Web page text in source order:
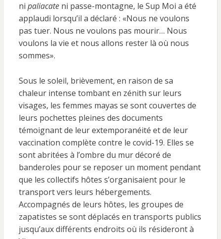
ni paliacateni passe-montagne, le Sup Moi a été
applaudi lorsqu’il a déclaré : «Nous ne voulons
pas tuer. Nous ne voulons pas mourir… Nous
voulons la vie et nous allons rester là où nous
sommes».
Sous le soleil, brièvement, en raison de sa
chaleur intense tombant en zénith sur leurs
visages, les femmes mayas se sont couvertes de
leurs pochettes pleines des documents
témoignant de leur extemporanéité et de leur
vaccination complète contre le covid-19. Elles se
sont abritées à l’ombre du mur décoré de
banderoles pour se reposer un moment pendant
que les collectifs hôtes s’organisaient pour le
transport vers leurs hébergements.
Accompagnés de leurs hôtes, les groupes de
zapatistes se sont déplacés en transports publics
jusqu’aux différents endroits où ils résideront à